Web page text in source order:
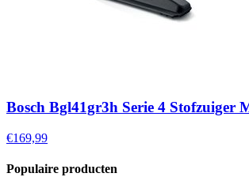
Bosch Bgl41gr3h Serie 4 Stofzuiger
€169,99
Populaire producten